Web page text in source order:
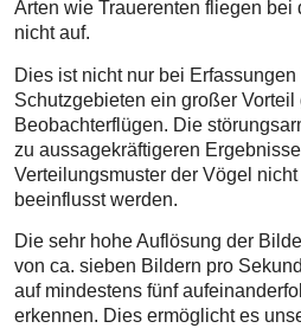
Arten wie Trauerenten fliegen
nicht auf.
Dies ist nicht nur bei
Schutzgebieten ein großer Vorteil
Beobachterflügen. Die
zu aussagekräftigeren
Verteilungsmuster der Vögel
beeinflusst werden.
Die sehr hohe Auflösung der
von ca. sieben Bildern pro
auf mindestens fünf
erkennen. Dies ermöglicht es